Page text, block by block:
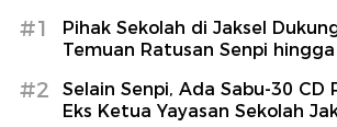
#1
Pihak Sekolah di Jaksel
Temuan Ratusan Senpi hingga
#2
Selain Senpi, Ada Sabu-30 CD
Eks Ketua Yayasan Sekolah